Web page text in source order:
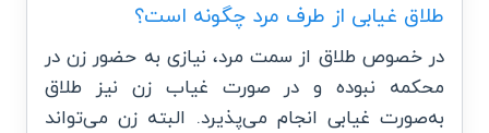
طلاق غیابی از طرف مرد چگونه است؟
در خصوص طلاق از سمت مرد، نیازی به حضور زن در
محکمه نبوده و در صورت غیاب زن نیز طلاق
به‌صورت غیابی انجام می‌پذیرد. البته زن می‌تواند